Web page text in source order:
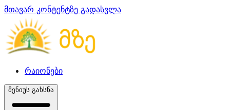
მთავარ კონტენტზე გადასვლა
რაიონები
მენიუს გახსნა